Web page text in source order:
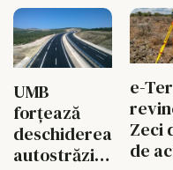
UMB
forțează
deschiderea
autostrăzii
e-
Zeci
de